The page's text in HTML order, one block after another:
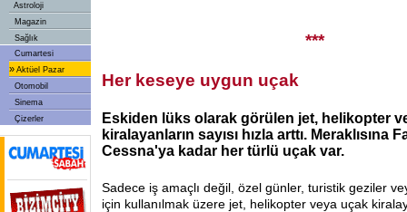
Astroloji
Magazin
Sağlık
Cumartesi
» Aktüel Pazar
Otomobil
Sinema
Çizerler
***
Her keseye uygun uçak
Eskiden lüks olarak görülen jet, helikopter
kiralayanların sayısı hızla arttı. Meraklısına
Cessna'ya kadar her türlü uçak var.
Sadece iş amaçlı değil, özel günler, turistik geziler
için kullanılmak üzere jet, helikopter veya uçak